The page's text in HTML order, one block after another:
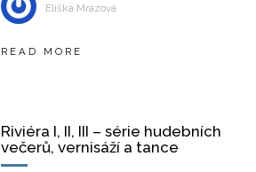
Eliška Mrázová
READ MORE
Riviéra I, II, III – série hudebních
večerů, vernisáží a tance